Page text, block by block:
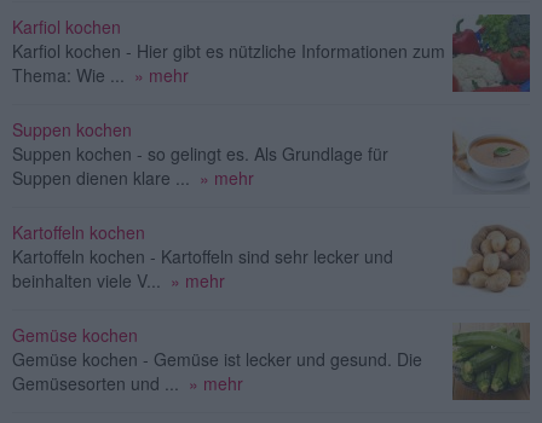
Karfiol kochen
Karfiol kochen - Hier gibt es nützliche Informationen zum
Thema: Wie ...
» mehr
Suppen kochen
Suppen kochen - so gelingt es. Als Grundlage für
Suppen dienen klare ...
» mehr
Kartoffeln kochen
Kartoffeln kochen - Kartoffeln sind sehr lecker und
beinhalten viele V...
» mehr
Gemüse kochen
Gemüse kochen - Gemüse ist lecker und gesund. Die
Gemüsesorten und ...
» mehr